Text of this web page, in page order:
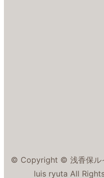
© Copyright © 浅香保ル
luis ryuta All